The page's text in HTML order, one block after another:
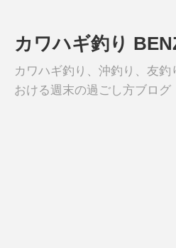
カワハギ釣り
カワハギ釣り、沖釣り、友
おける週末の過ごし方ブログ